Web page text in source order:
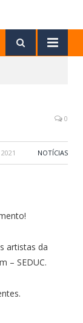
0
NOTÍCIAS
artistas da
– SEDUC.